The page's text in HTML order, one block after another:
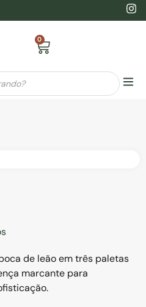
0
de leão em três paletas
marcante para